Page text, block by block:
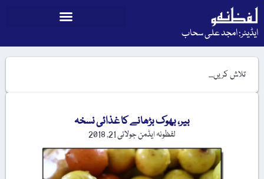
ایڈیٹر: امجد علی سحاب
بیر، بھوک بڑھانے کا غذائی نسخہ
لفظونہ ایڈمنجولائی 21, 2018